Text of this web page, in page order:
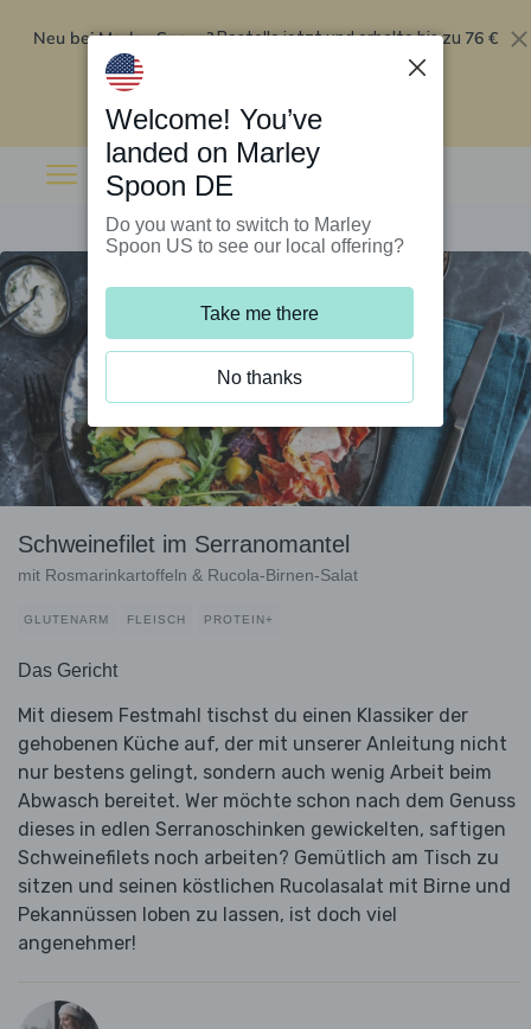
Neu bei Marley Spoon?Bestelle jetzt und erhalte bis zu 76 €
Rabatt auf deine ersten fünf Boxen
Schweinefilet im Serranomantel
mit Rosmarinkartoffeln & Rucola-Birnen-Salat
GLUTENARM FLEISCH PROTEIN+
Das Gericht
Mit diesem Festmahl tischst du einen Klassiker der
gehobenen Küche auf, der mit unserer Anleitung nicht
nur bestens gelingt, sondern auch wenig Arbeit beim
Abwasch bereitet. Wer möchte schon nach dem Genuss
dieses in edlen Serranoschinken gewickelten, saftigen
Schweinefilets noch arbeiten? Gemütlich am Tisch zu
sitzen und seinen köstlichen Rucolasalat mit Birne und
Pekannüssen loben zu lassen, ist doch viel
angenehmer!
Welcome! You’ve
landed on Marley
Spoon DE
Do you want to switch to Marley
Spoon US to see our local offering?
Take me there
No thanks